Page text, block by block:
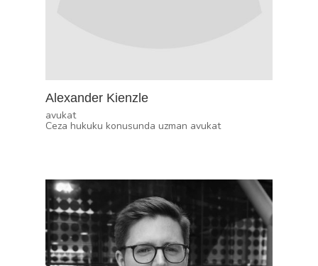
Alexander Kienzle
avukat
Ceza hukuku konusunda uzman avukat